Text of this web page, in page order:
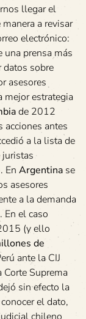
llegar el
a revisar
electrónico:
una prensa más
datos sobre
asesores
mejor estrategia
de 2012
acciones antes
a la lista de
En Argentina se
asesores
a la demanda
En el caso
(y ello
de
ante la CIJ
Corte Suprema
sin efecto la
el dato,